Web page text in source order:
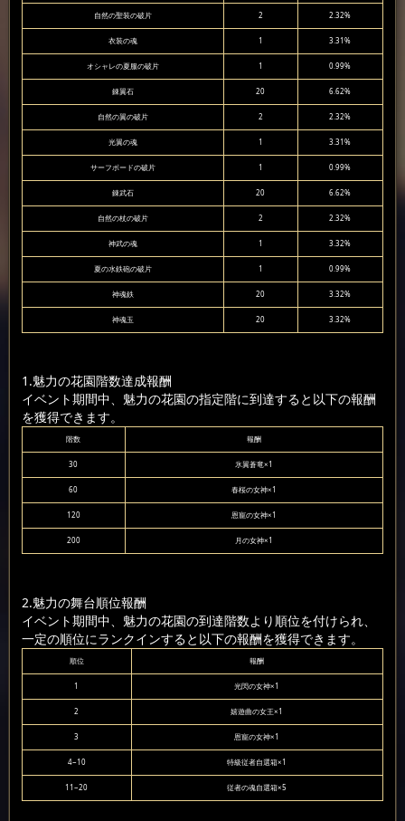
自然の聖装の破片 2 2.32%
衣装の魂 1 3.31%
オシャレの夏服の破片 1 0.99%
錬翼石 20 6.62%
自然の翼の破片 2 2.32%
光翼の魂 1 3.31%
サーフボードの破片 1 0.99%
錬武石 20 6.62%
自然の杖の破片 2 2.32%
神武の魂 1 3.32%
夏の水鉄砲の破片 1 0.99%
神魂鉄 20 3.32%
神魂玉 20 3.32%
1.魅力の花園階数達成報酬
イベント期間中、魅力の花園の指定階に到達すると以下の報酬
を獲得できます。
階数 報酬
30 氷翼蒼竜×1
60 春桜の女神×1
120 恩寵の女神×1
200 月の女神×1
2.魅力の舞台順位報酬
イベント期間中、魅力の花園の到達階数より順位を付けられ、
一定の順位にランクインすると以下の報酬を獲得できます。
順位 報酬
1 光閃の女神×1
2 嬉遊曲の女王×1
3 恩寵の女神×1
4~10 特級従者自選箱×1
11~20 従者の魂自選箱×5